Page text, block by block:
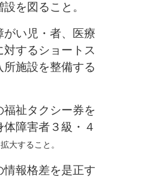
を図ること。
がい児・者、医療
するショートス
所施設を整備する
福祉タクシー券を
障害者３級・４
大すること。
情報格差を是正す